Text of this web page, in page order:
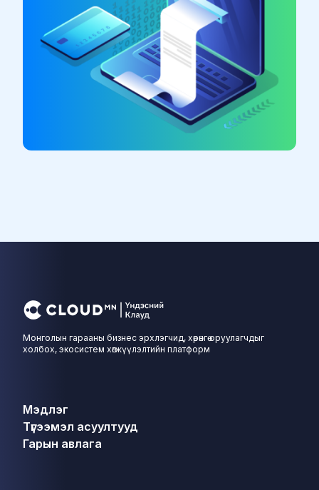
Монголын гарааны бизнес эрхлэгчид, хөрөнгө оруулагчдыг
холбох, экосистем хөгжүүлэлтийн платформ
Мэдлэг
Түгээмэл асуултууд
Гарын авлага